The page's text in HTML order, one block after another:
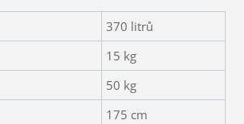
370 litrů
15 kg
50 kg
175 cm